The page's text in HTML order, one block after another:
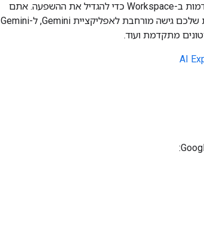
גישה מורחבת ליכולות AI מתקדמות ב-Workspace כדי להגדיל את ההשפעה. אתם
יכולים להוסיף לתוכנית הקיימת שלכם גישה מורחבת לאפליקציית Gemini, ל-Gemini